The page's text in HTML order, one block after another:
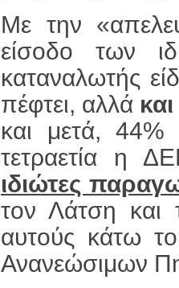
Με την
είσοδο των
καταναλωτής
πέφτει, αλλά
και μετά, 44%
τετραετία η
ιδιώτες
τον Λάτση και
αυτούς κάτω
Ανανεώσιμων